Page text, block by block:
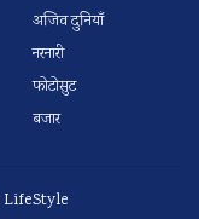
अजिव दुनियाँ
नरनारी
फोटोसुट
बजार
LifeStyle